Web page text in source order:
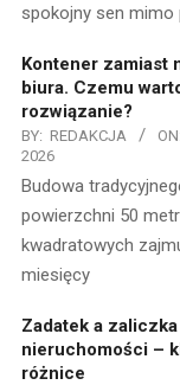
spokojny sen mimo
Kontener zamiast
biura. Czemu
rozwiązanie?
BY: REDAKCJA ON:
2026
Budowa
powierzchni 50
kwadratowych
miesięcy
Zadatek a
nieruchomości –
różnice